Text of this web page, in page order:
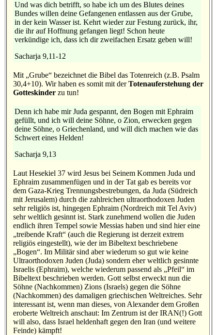
Und was dich betrifft, so habe ich um des Blutes deines
Bundes willen deine Gefangenen entlassen aus der Grube,
in der kein Wasser ist. Kehrt wieder zur Festung zurück, ihr,
die ihr auf Hoffnung gefangen liegt! Schon heute
verkündige ich, dass ich dir zweifachen Ersatz geben will!
Sacharja 9,11-12
Mit „Grube“ bezeichnet die Bibel das Totenreich (z.B. Psalm
30,4+10). Wir haben es somit mit derTotenauferstehung der
Gotteskinder zu tun!
Denn ich habe mir Juda gespannt, den Bogen mit Ephraim
gefüllt, und ich will deine Söhne, o Zion, erwecken gegen
deine Söhne, o Griechenland, und will dich machen wie das
Schwert eines Helden!
Sacharja 9,13
Laut Hesekiel 37 wird Jesus bei Seinem Kommen Juda und
Ephraim zusammenfügen und in der Tat gab es bereits vor
dem Gaza-Krieg Trennungsbestrebungen, da Juda (Südreich
mit Jerusalem) durch die zahlreichen ultraorthodoxen Juden
sehr religiös ist, hingegen Ephraim (Nordreich mit Tel Aviv)
sehr weltlich gesinnt ist. Stark zunehmend wollen die Juden
endlich ihren Tempel sowie Messias haben und sind hier eine
„treibende Kraft“ (auch die Regierung ist derzeit extrem
religiös eingestellt), wie der im Bibeltext beschriebene
„Bogen“. Im Militär sind aber wiederum so gut wie keine
Ultraorthodoxen Juden (Juda) sondern eher weltlich gesinnte
Israelis (Ephraim), welche wiederum passend als „Pfeil“ im
Bibeltext beschrieben werden. Gott selbst erweckt nun die
Söhne (Nachkommen) Zions (Israels) gegen die Söhne
(Nachkommen) des damaligen griechischen Weltreiches. Sehr
interessant ist, wenn man dieses, von Alexander dem Großen
eroberte Weltreich anschaut: Im Zentrum ist der IRAN(!) Gott
will also, dass Israel heldenhaft gegen den Iran (und weitere
Feinde) kämpft!